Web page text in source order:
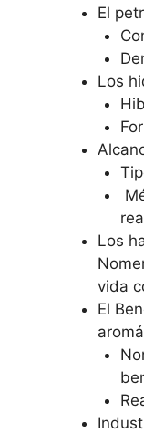
El
Los
Los
vida
El